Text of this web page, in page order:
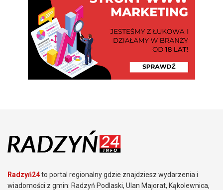
Radzyń24to portal regionalny gdzie znajdziesz wydarzenia i
wiadomości z gmin: Radzyń Podlaski, Ulan Majorat, Kąkolewnica,